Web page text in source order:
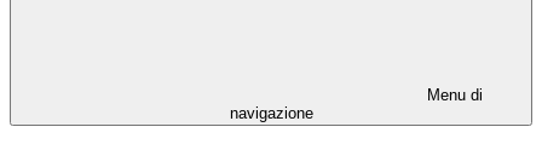
Menu di
navigazione